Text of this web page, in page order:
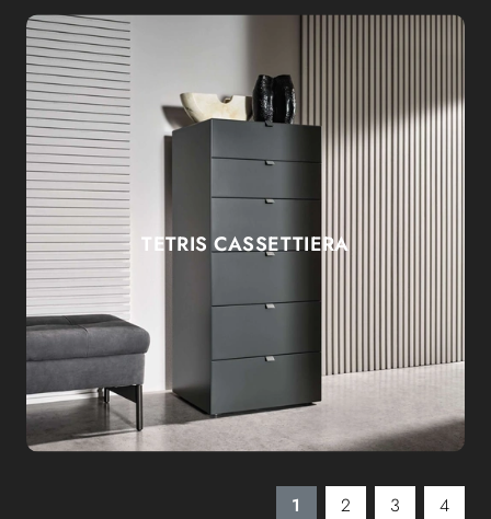
TETRIS CASSETTIERA
1 2 3 4